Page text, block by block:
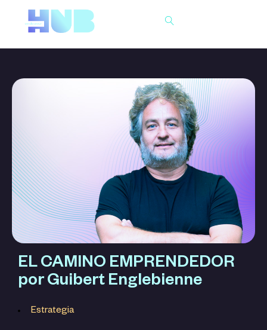
EL CAMINO EMPRENDEDOR
por Guibert Englebienne
Estrategia